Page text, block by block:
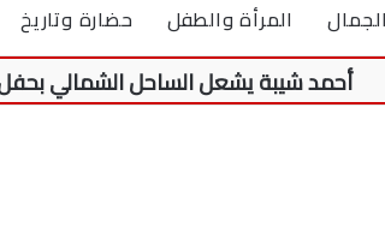
المرأة والطفل حضارة وتاريخ
شيبة يشعل الساحل الشمالي بحفل ضخم